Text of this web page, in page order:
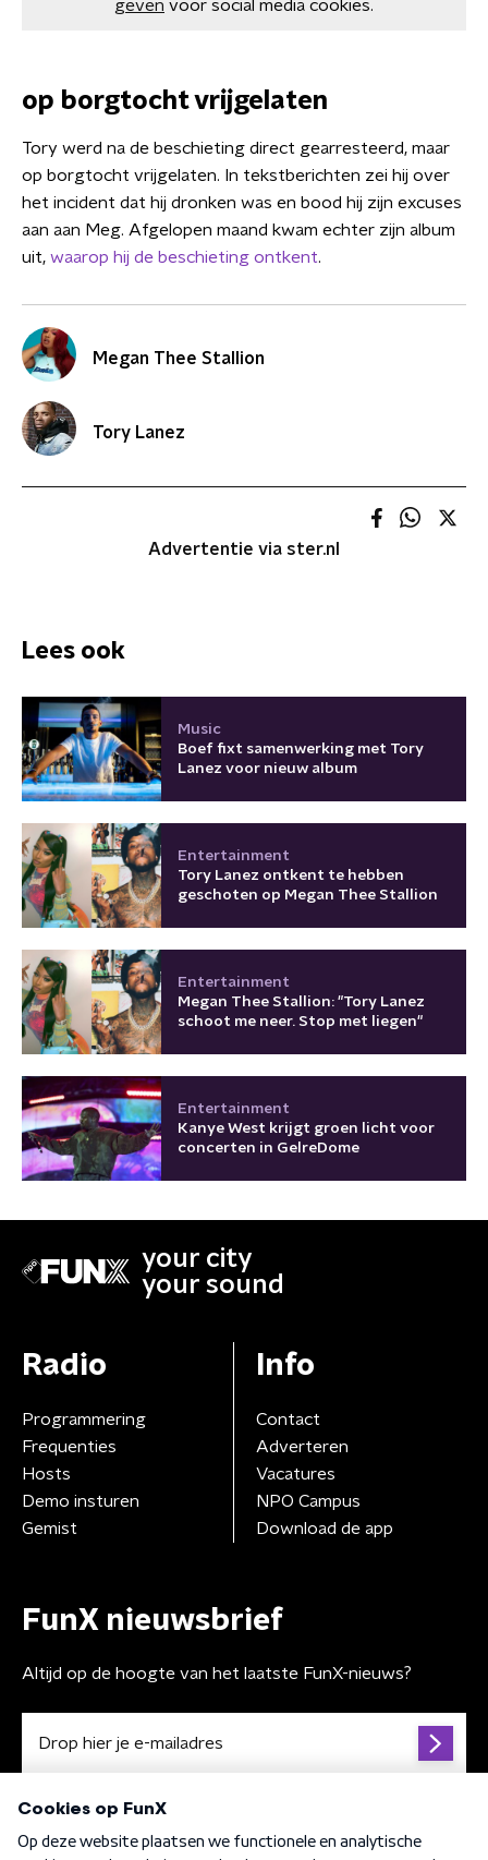
geven voor social media cookies.
op borgtocht vrijgelaten
Tory werd na de beschieting direct gearresteerd, maar
op borgtocht vrijgelaten. In tekstberichten zei hij over
het incident dat hij dronken was en bood hij zijn excuses
aan aan Meg. Afgelopen maand kwam echter zijn album
uit, waarop hij de beschieting ontkent.
Megan Thee Stallion
Tory Lanez
Advertentie via ster.nl
Lees ook
Music
Boef fixt samenwerking met Tory
Lanez voor nieuw album
Entertainment
Tory Lanez ontkent te hebben
geschoten op Megan Thee Stallion
Entertainment
Megan Thee Stallion: "Tory Lanez
schoot me neer. Stop met liegen"
Entertainment
Kanye West krijgt groen licht voor
concerten in GelreDome
your city
your sound
Radio
Programmering
Frequenties
Hosts
Demo insturen
Gemist
Info
Contact
Adverteren
Vacatures
NPO Campus
Download de app
FunX nieuwsbrief
Altijd op de hoogte van het laatste FunX-nieuws?